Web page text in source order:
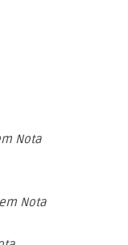
Nota
Nota